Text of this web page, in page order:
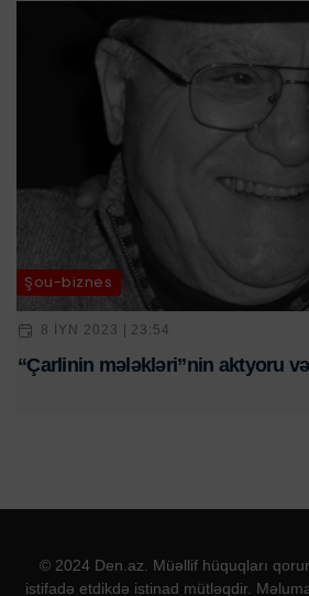
Şou-biznes
8 IYN 2023 | 23:54
“Çarlinin mələkləri”nin aktyoru
© 2024 Den.az. Müəllif hüquqları
istifadə etdikdə istinad mütləqdir.